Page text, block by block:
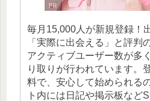
毎月15,000人が新規登録！
「実際に出会える」と評判
アクティブユーザー数が多
り取りが行われています。
料で、安心して始められる
ト内には日記や掲示板など